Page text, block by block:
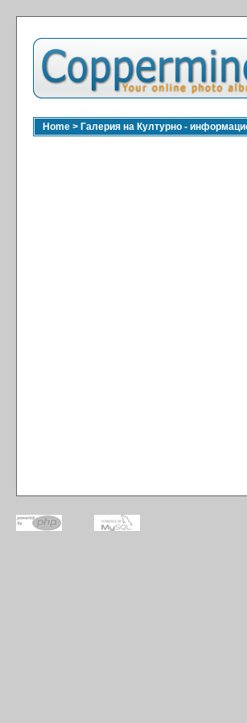
Home > Галерия на Културно -